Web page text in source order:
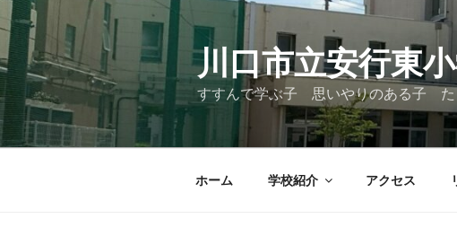
コ
ン
テ
ン
ツ
へ
ス
川口市立安行東
すすんで学ぶ子 思いやりのある子 た
ホーム 学校紹介 アクセス